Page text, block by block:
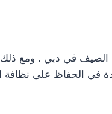
فصل الصيف في دبي . ومع
في الحفاظ على نظافة